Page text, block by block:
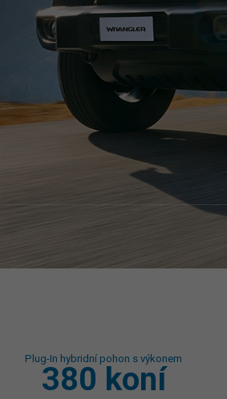
Plug-In hybridní pohon s výkonem
380 koní